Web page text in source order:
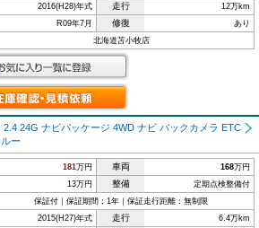
2016(H28)年式 走行 12万km
R09年7月 修復 あり
北海道苫小牧店
2.4 24G ナビパッケージ 4WD ナビ バックカメラ ETC
ー
181万円 車両 168万円
13万円 整備 定期点検整備付
保証付｜保証期間：1年｜保証走行距離：無制限
2015(H27)年式 走行 6.4万km